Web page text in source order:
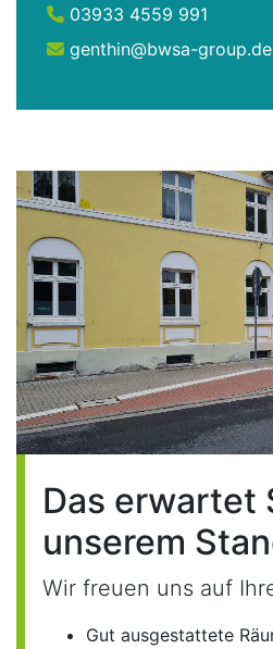
03933 4559 991
genthin@bwsa-group.de
Das erwartet
unserem
Wir freuen uns auf
Gut ausgestattete